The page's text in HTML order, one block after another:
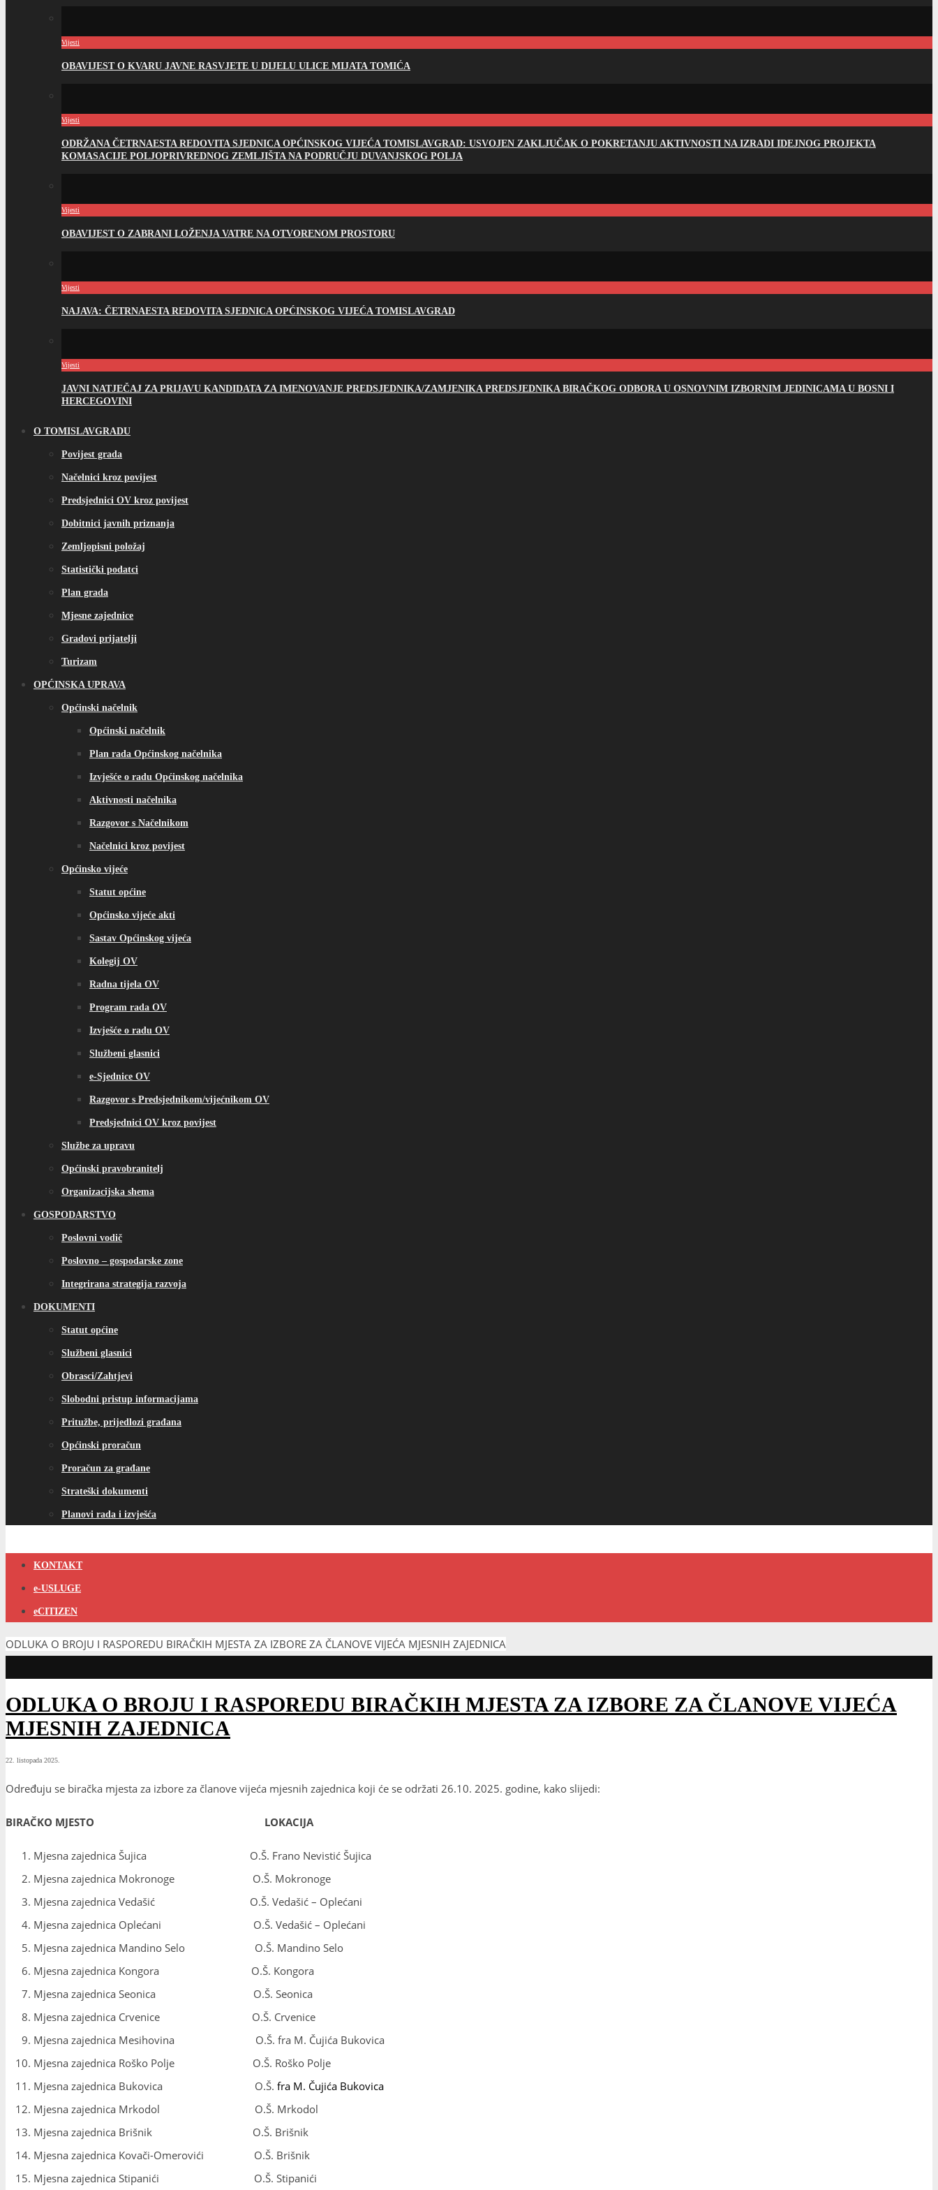
Vijesti
OBAVIJEST O KVARU JAVNE RASVJETE U DIJELU ULICE MIJATA TOMIĆA
Vijesti
ODRŽANA ČETRNAESTA REDOVITA SJEDNICA OPĆINSKOG VIJEĆA TOMISLAVGRAD: USVOJEN ZAKLJUČAK O POKRETANJU AKTIVNOSTI NA IZRADI IDEJNOG PROJEKTA
KOMASACIJE POLJOPRIVREDNOG ZEMLJIŠTA NA PODRUČJU DUVANJSKOG POLJA
Vijesti
OBAVIJEST O ZABRANI LOŽENJA VATRE NA OTVORENOM PROSTORU
Vijesti
NAJAVA: ČETRNAESTA REDOVITA SJEDNICA OPĆINSKOG VIJEĆA TOMISLAVGRAD
Vijesti
JAVNI NATJEČAJ ZA PRIJAVU KANDIDATA ZA IMENOVANJE PREDSJEDNIKA/ZAMJENIKA PREDSJEDNIKA BIRAČKOG ODBORA U OSNOVNIM IZBORNIM JEDINICAMA U BOSNI I
HERCEGOVINI
O TOMISLAVGRADU
Povijest grada
Načelnici kroz povijest
Predsjednici OV kroz povijest
Dobitnici javnih priznanja
Zemljopisni položaj
Statistički podatci
Plan grada
Mjesne zajednice
Gradovi prijatelji
Turizam
OPĆINSKA UPRAVA
Općinski načelnik
Općinski načelnik
Plan rada Općinskog načelnika
Izvješće o radu Općinskog načelnika
Aktivnosti načelnika
Razgovor s Načelnikom
Načelnici kroz povijest
Općinsko vijeće
Statut općine
Općinsko vijeće akti
Sastav Općinskog vijeća
Kolegij OV
Radna tijela OV
Program rada OV
Izvješće o radu OV
Službeni glasnici
e-Sjednice OV
Razgovor s Predsjednikom/vijećnikom OV
Predsjednici OV kroz povijest
Službe za upravu
Općinski pravobranitelj
Organizacijska shema
GOSPODARSTVO
Poslovni vodič
Poslovno – gospodarske zone
Integrirana strategija razvoja
DOKUMENTI
Statut općine
Službeni glasnici
Obrasci/Zahtjevi
Slobodni pristup informacijama
Pritužbe, prijedlozi građana
Općinski proračun
Proračun za građane
Strateški dokumenti
Planovi rada i izvješća
KONTAKT
e-USLUGE
eCITIZEN
ODLUKA O BROJU I RASPOREDU BIRAČKIH MJESTA ZA IZBORE ZA ČLANOVE VIJEĆA MJESNIH ZAJEDNICA
ODLUKA O BROJU I RASPOREDU BIRAČKIH MJESTA ZA IZBORE ZA ČLANOVE VIJEĆA
MJESNIH ZAJEDNICA
22. listopada 2025.
Određuju se biračka mjesta za izbore za članove vijeća mjesnih zajednica koji će se održati 26.10. 2025. godine, kako slijedi:
BIRAČKO MJESTO LOKACIJA
Mjesna zajednica Šujica O.Š. Frano Nevistić Šujica
Mjesna zajednica Mokronoge O.Š. Mokronoge
Mjesna zajednica Vedašić O.Š. Vedašić – Oplećani
Mjesna zajednica Oplećani O.Š. Vedašić – Oplećani
Mjesna zajednica Mandino Selo O.Š. Mandino Selo
Mjesna zajednica Kongora O.Š. Kongora
Mjesna zajednica Seonica O.Š. Seonica
Mjesna zajednica Crvenice O.Š. Crvenice
Mjesna zajednica Mesihovina O.Š. fra M. Čujića Bukovica
Mjesna zajednica Roško Polje O.Š. Roško Polje
Mjesna zajednica Bukovica O.Š. fra M. Čujića Bukovica
Mjesna zajednica Mrkodol O.Š. Mrkodol
Mjesna zajednica Brišnik O.Š. Brišnik
Mjesna zajednica Kovači-Omerovići O.Š. Brišnik
Mjesna zajednica Stipanići O.Š. Stipanići